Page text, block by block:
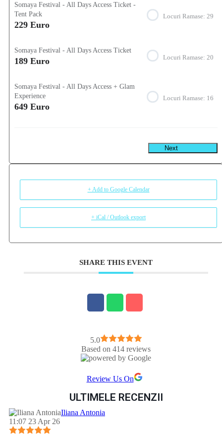
Somaya Festival - All Days Access Ticket -
Tent Pack
229 Euro
Locuri Ramase: 29
Somaya Festival - All Days Access Ticket
189 Euro Locuri Ramase: 20
Somaya Festival - All Days Access + Glam
Experience
649 Euro
Locuri Ramase: 16
Next
+ Add to Google Calendar
+ iCal / Outlook export
SHARE THIS EVENT
5.0
Based on 414 reviews
Review Us On
ULTIMELE RECENZII
Iliana Antonia
11:07 23 Apr 26